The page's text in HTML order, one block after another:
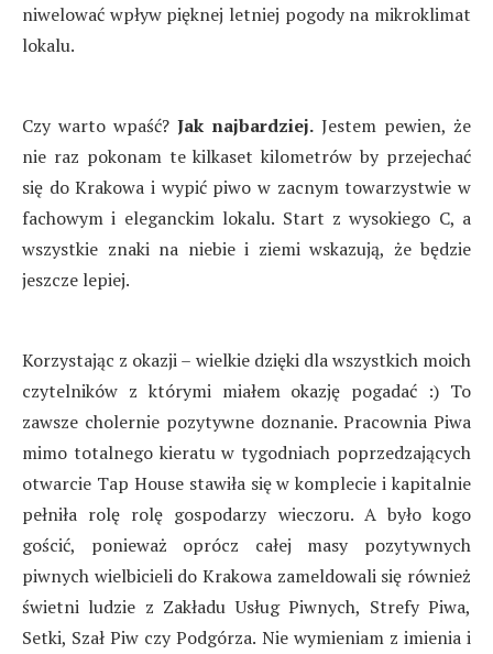
niwelować wpływ pięknej letniej pogody na mikroklimat
lokalu.
Czy warto wpaść?Jak najbardziej.Jestem pewien, że
nie raz pokonam te kilkaset kilometrów by przejechać
się do Krakowa i wypić piwo w zacnym towarzystwie w
fachowym i eleganckim lokalu. Start z wysokiego C, a
wszystkie znaki na niebie i ziemi wskazują, że będzie
jeszcze lepiej.
Korzystając z okazji – wielkie dzięki dla wszystkich moich
czytelników z którymi miałem okazję pogadać :) To
zawsze cholernie pozytywne doznanie. Pracownia Piwa
mimo totalnego kieratu w tygodniach poprzedzających
otwarcie Tap House stawiła się w komplecie i kapitalnie
pełniła rolę rolę gospodarzy wieczoru. A było kogo
gościć, ponieważ oprócz całej masy pozytywnych
piwnych wielbicieli do Krakowa zameldowali się również
świetni ludzie z Zakładu Usług Piwnych, Strefy Piwa,
Setki, Szał Piw czy Podgórza. Nie wymieniam z imienia i